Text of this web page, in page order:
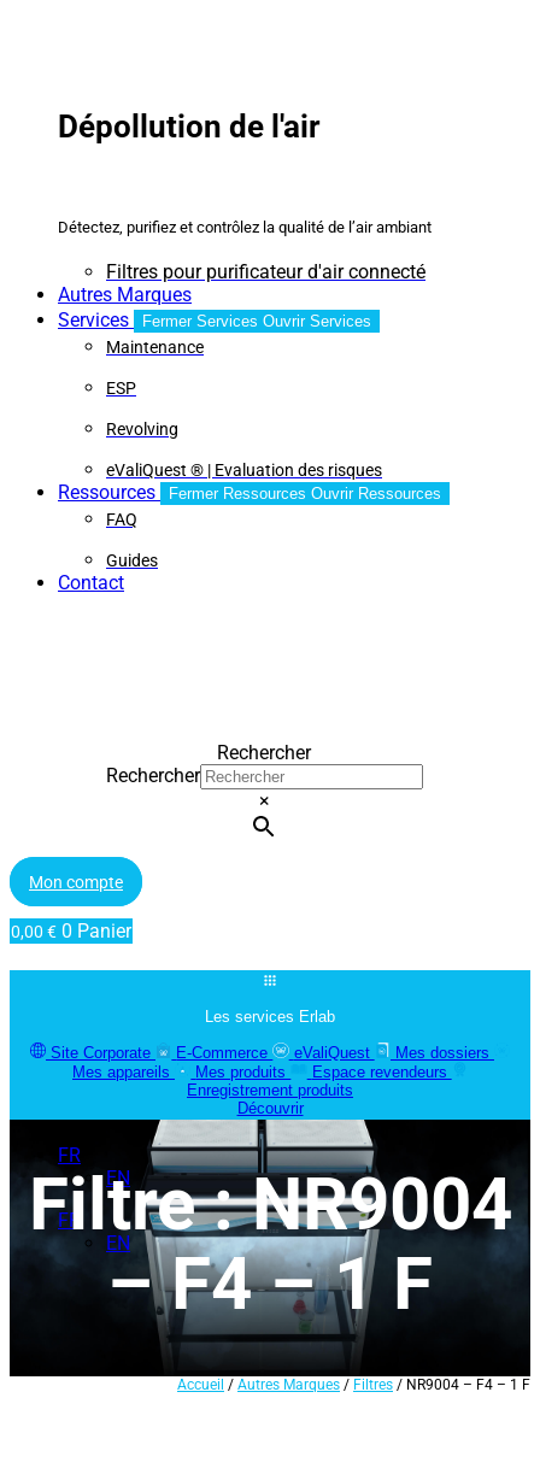
Dépollution de l'air
Détectez, purifiez et contrôlez la qualité de l’air ambiant
Filtres pour purificateur d'air connecté
Autres Marques
Services
Fermer Services Ouvrir Services
Maintenance
ESP
Revolving
eValiQuest ® | Evaluation des risques
Ressources Fermer Ressources Ouvrir Ressources
FAQ
Guides
Contact
Rechercher
Rechercher
×
Mon compte
0,00 € 0 Panier
Les services Erlab
Site Corporate
E-Commerce eValiQuest
Mes dossiers
Mes appareils
Mes produits
Espace revendeurs
Enregistrement produits
Découvrir
FR
EN
FR
EN
Filtre : NR9004
– F4 – 1 F
Accueil / Autres Marques / Filtres / NR9004 – F4 – 1 F